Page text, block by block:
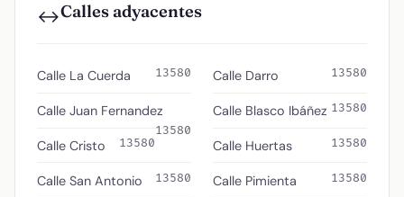
↔️Calles adyacentes
Calle La Cuerda 13580
Calle Juan Fernandez
13580
Calle Cristo 13580
Calle San Antonio 13580
Calle Darro 13580
Calle Blasco Ibáñez 13580
Calle Huertas 13580
Calle Pimienta 13580